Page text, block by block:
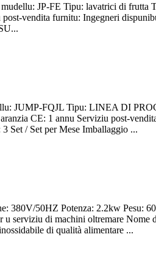
JP-FE Tipu: lavatrici di frutta
vendita furnitu: Ingegneri
JUMP-FQJL Tipu: LINEA DI
CE: 1 annu Serviziu post-
Set / Set per Mese Imballaggio ...
380V/50HZ Potenza: 2.2kw Pesu:
serviziu di machini oltremare Nome
di qualità alimentare ...